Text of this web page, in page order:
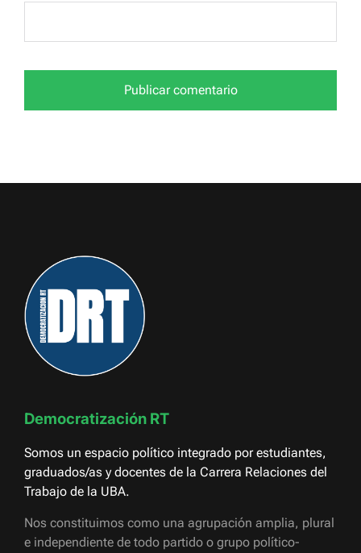
Democratización RT
Somos un espacio político integrado por estudiantes,
graduados/as y docentes de la Carrera Relaciones del
Trabajo de la UBA.
Nos constituimos como una agrupación amplia, plural
e independiente de todo partido o grupo político-